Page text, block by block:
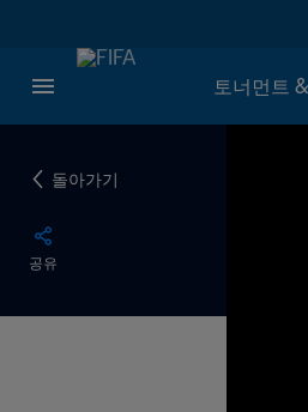
토너먼트
돌아가기
공유